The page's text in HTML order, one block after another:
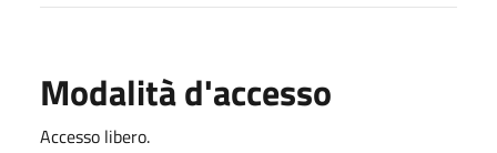
Modalità d'accesso
Accesso libero.